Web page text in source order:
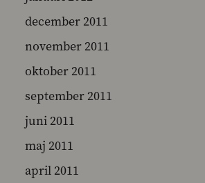
december 2011
november 2011
oktober 2011
september 2011
juni 2011
maj 2011
april 2011